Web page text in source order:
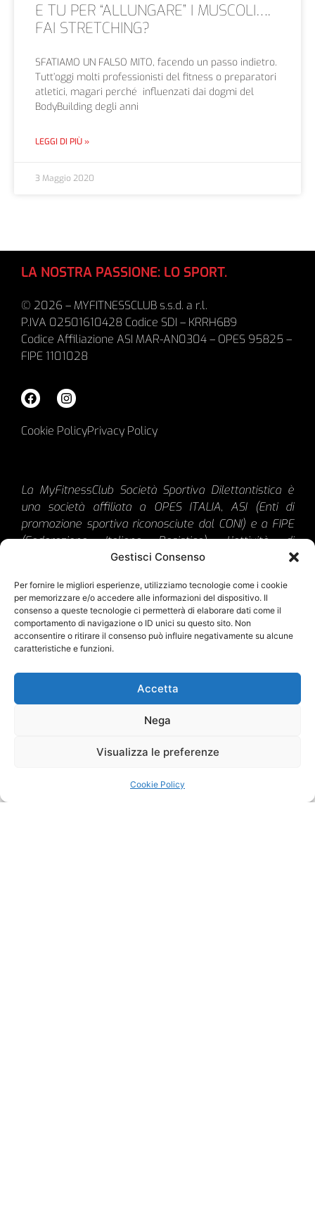
Gestisci Consenso
Per fornire le migliori esperienze, utilizziamo tecnologie come i cookie
per memorizzare e/o accedere alle informazioni del dispositivo. Il
consenso a queste tecnologie ci permetterà di elaborare dati come il
comportamento di navigazione o ID unici su questo sito. Non
acconsentire o ritirare il consenso può influire negativamente su alcune
caratteristiche e funzioni.
Accetta
Nega
Visualizza le preferenze
Cookie Policy
E TU PER “ALLUNGARE” I MUSCOLI….
FAI STRETCHING?
SFATIAMO UN FALSO MITO, facendo un passo indietro.
Tutt’oggi molti professionisti del fitness o preparatori
atletici, magari perché influenzati dai dogmi del
BodyBuilding degli anni
LEGGI DI PIÙ »
3 Maggio 2020
LA NOSTRA PASSIONE: LO SPORT.
© 2026 – MYFITNESSCLUB s.s.d. a r.l.
P.IVA 02501610428 Codice SDI – KRRH6B9
Codice Affiliazione ASI MAR-AN0304 – OPES 95825 –
FIPE 1101028
Cookie PolicyPrivacy Policy
La MyFitnessClub Società Sportiva Dilettantistica è
una società affiliata a OPES ITALIA, ASI (Enti di
promozione sportiva riconosciute dal CONI) e a FIPE
(Federazione Italiana Pesistica). L’attività di
propaganda è in funzione del raggiungimento
divulgazione dello Sport dilettantistico nazionale. Per
coloro che faranno domanda per la pratica
dell’attività sportiva la società provvederà al
tesseramento di questi all’Enti sportivi a cui è affiliata.